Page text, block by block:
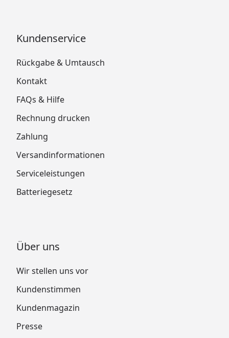
Kundenservice
Rückgabe & Umtausch
Kontakt
FAQs & Hilfe
Rechnung drucken
Zahlung
Versandinformationen
Serviceleistungen
Batteriegesetz
Über uns
Wir stellen uns vor
Kundenstimmen
Kundenmagazin
Presse